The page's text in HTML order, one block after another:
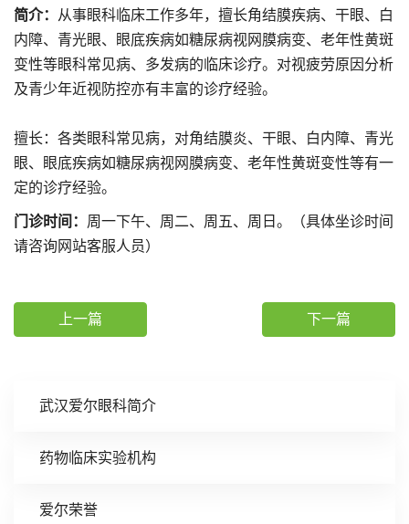
武汉爱尔眼科简介
药物临床实验机构
爱尔荣誉
简介：
从事眼科临床工作多年，擅长角结膜疾病、干眼、白
内障、青光眼、眼底疾病如糖尿病视网膜病变、老年性黄斑
变性等眼科常见病、多发病的临床诊疗。对视疲劳原因分析
及青少年近视防控亦有丰富的诊疗经验。
擅长：各类眼科常见病，对角结膜炎、干眼、白内障、青光
眼、眼底疾病如糖尿病视网膜病变、老年性黄斑变性等有一
定的诊疗经验。
门诊时间： 周一下午、周二、周五、周日。（具体坐诊时间
请咨询网站客服人员）
上一篇 下一篇